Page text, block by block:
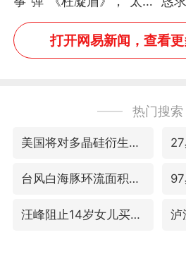
像了～你是吃古筝长大的
吗？”“或将成为首位考级
不带古筝的选手。”（来
可
打开网易新闻，查看
热门搜索
美国将对多晶硅衍生品加征15%关税
台风白海豚环流面积近似13个浙江
汪峰阻止14岁女儿买大牌